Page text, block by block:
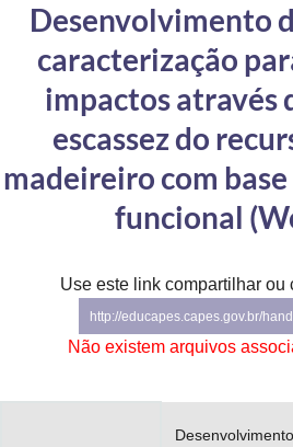
Controladoria-Geral da União
Ministério da Mulher, da Família e dos Direitos
Secretaria de Governo
Gabinete de Segurança Institucional
Banco Central do Brasil
Desenvolvimento
caracterização
impactos através
escassez do
madeireiro com
funcional
Use este link compartilhar ou
http://educapes.capes.gov.br/
Não existem arquivos